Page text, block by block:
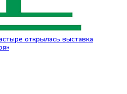
открылась выставка